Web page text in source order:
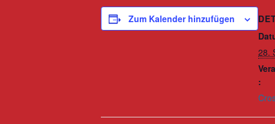
Zum Kalender hinzufügen
28.
: